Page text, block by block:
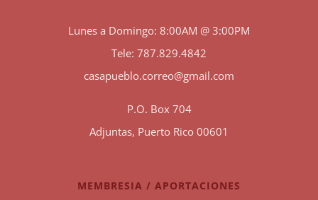
Lunes a Domingo: 8:00AM @ 3:00PM
Tele: 787.829.4842
casapueblo.correo@gmail.com
P.O. Box 704
Adjuntas, Puerto Rico 00601
MEMBRESIA / APORTACIONES